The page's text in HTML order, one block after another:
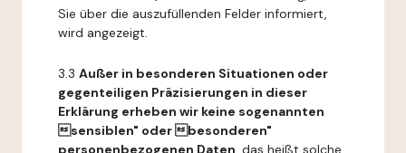
Sie über die auszufüllenden Felder informiert,
wird angezeigt.
3.3 Außer in besonderen Situationen oder
gegenteiligen Präzisierungen in dieser
Erklärung erheben wir keine sogenannten
sensiblen" oder besonderen"
personenbezogenen Daten, das heißt solche,